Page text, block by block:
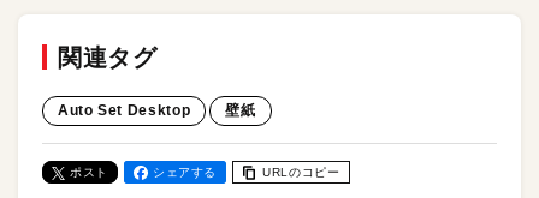
関連タグ
Auto Set Desktop 壁紙
ポスト シェアする URLのコピー